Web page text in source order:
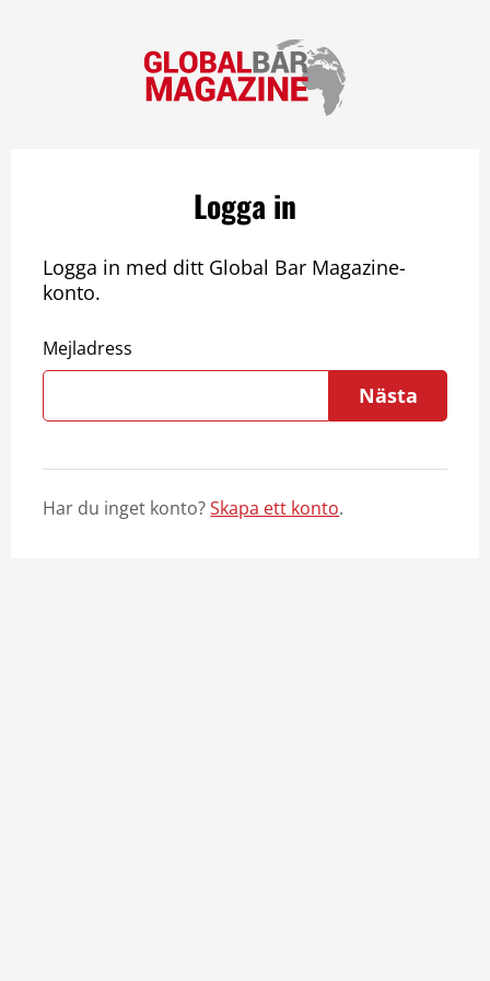
Logga in
Logga in med ditt Global Bar Magazine-
konto.
Mejladress
Nästa
Har du inget konto?Skapa ett konto.